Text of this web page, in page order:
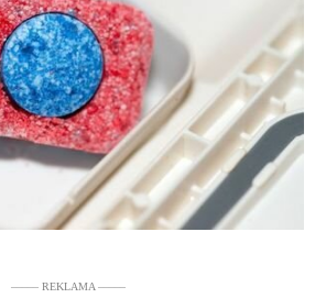
––––– REKLAMA –––––